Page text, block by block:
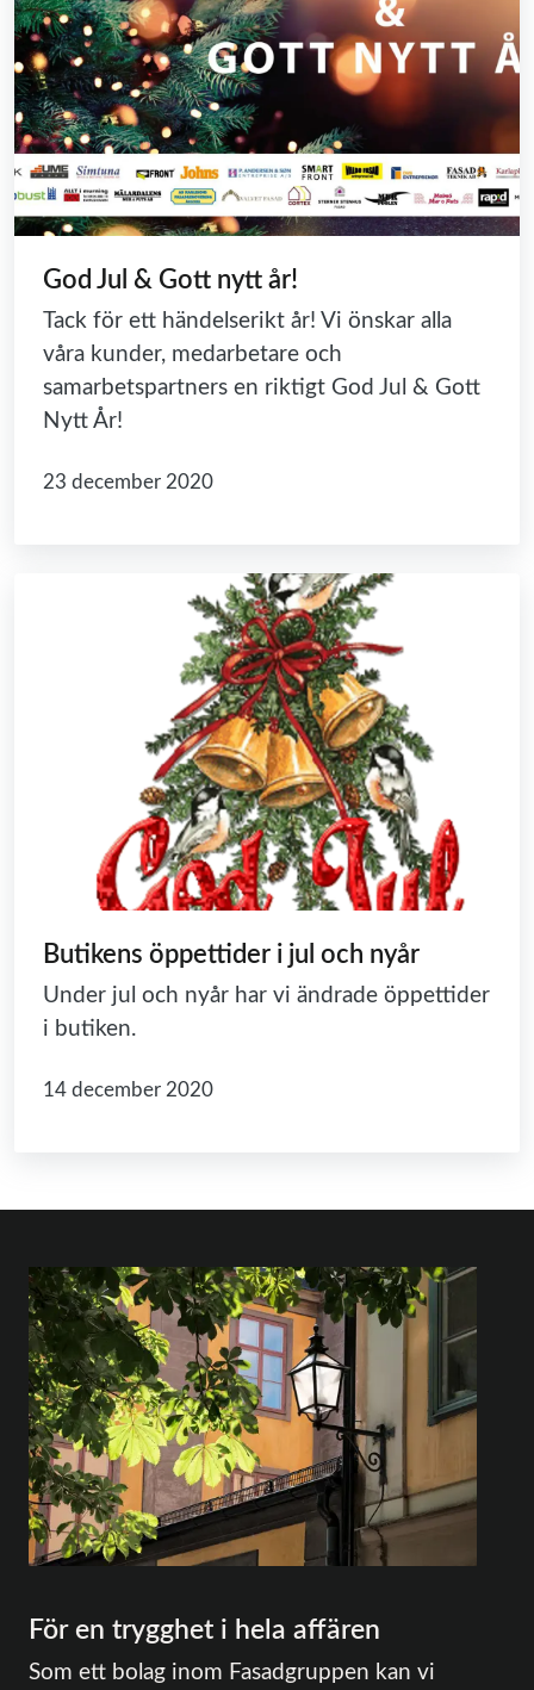
God Jul & Gott nytt år!
Tack för ett händelserikt år! Vi önskar alla
våra kunder, medarbetare och
samarbetspartners en riktigt God Jul & Gott
Nytt År!
23 december 2020
Butikens öppettider i jul och nyår
Under jul och nyår har vi ändrade öppettider
i butiken.
14 december 2020
För en trygghet i hela affären
Som ett bolag inom Fasadgruppen kan vi